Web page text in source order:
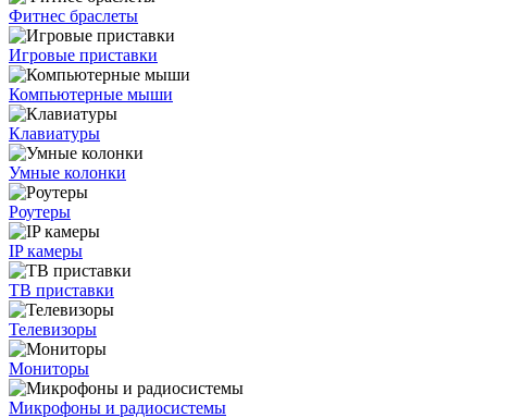
Фитнес браслеты
Игровые приставки
Компьютерные мыши
Клавиатуры
Умные колонки
Роутеры
IP камеры
ТВ приставки
Телевизоры
Мониторы
Микрофоны и радиосистемы